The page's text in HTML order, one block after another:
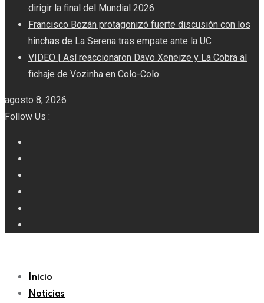
dirigir la final del Mundial 2026
Francisco Bozán protagonizó fuerte discusión con los
hinchas de La Serena tras empate ante la UC
VIDEO | Así reaccionaron Davo Xeneize y La Cobra al
fichaje de Vozinha en Colo-Colo
agosto 8, 2026
Follow Us :
Inicio
Noticias